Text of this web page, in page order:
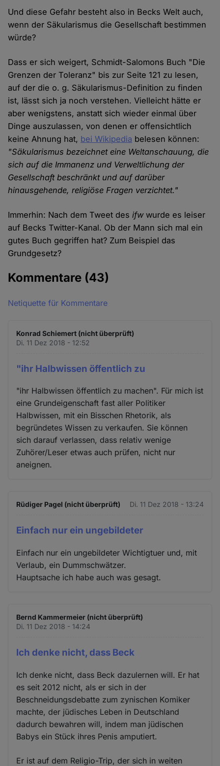
Und diese Gefahr besteht also in Becks Welt auch,
wenn der Säkularismus die Gesellschaft bestimmen
würde?
Dass er sich weigert, Schmidt-Salomons Buch "Die
Grenzen der Toleranz" bis zur Seite 121 zu lesen,
auf der die o. g. Säkularismus-Definition zu finden
ist, lässt sich ja noch verstehen. Vielleicht hätte er
aber wenigstens, anstatt sich wieder einmal über
Dinge auszulassen, von denen er offensichtlich
keine Ahnung hat, bei Wikipedia belesen können:
"Säkularismus bezeichnet eine Weltanschauung, die
sich auf die Immanenz und Verweltlichung der
Gesellschaft beschränkt und auf darüber
hinausgehende, religiöse Fragen verzichtet."
Immerhin: Nach dem Tweet desifwwurde es leiser
auf Becks Twitter-Kanal. Ob der Mann sich mal ein
gutes Buch gegriffen hat? Zum Beispiel das
Grundgesetz?
Kommentare (43)
Netiquette für Kommentare
Konrad Schiemert (nicht überprüft)
Di. 11 Dez 2018 - 12:52
"ihr Halbwissen öffentlich zu
"ihr Halbwissen öffentlich zu machen". Für mich ist
eine Grundeigenschaft fast aller Politiker
Halbwissen, mit ein Bisschen Rhetorik, als
begründetes Wissen zu verkaufen. Sie können
sich darauf verlassen, dass relativ wenige
Zuhörer/Leser etwas auch prüfen, nicht nur
aneignen.
Rüdiger Pagel (nicht überprüft) Di. 11 Dez 2018 - 13:24
Einfach nur ein ungebildeter
Einfach nur ein ungebildeter Wichtigtuer und, mit
Verlaub, ein Dummschwätzer.
Hauptsache ich habe auch was gesagt.
Bernd Kammermeier (nicht überprüft)
Di. 11 Dez 2018 - 14:24
Ich denke nicht, dass Beck
Ich denke nicht, dass Beck dazulernen will. Er hat
es seit 2012 nicht, als er sich in der
Beschneidungsdebatte zum zynischen Komiker
machte, der jüdisches Leben in Deutschland
dadurch bewahren will, indem man jüdischen
Babys ein Stück ihres Penis amputiert.
Er ist auf dem Religio-Trip, der sich in weiten